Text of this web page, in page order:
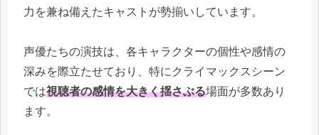
力を兼ね備えたキャストが勢揃いしています。
声優たちの演技は、各キャラクターの個性や感情の
深みを際立たせており、特にクライマックスシーン
では視聴者の感情を大きく揺さぶる場面が多数あり
ます。